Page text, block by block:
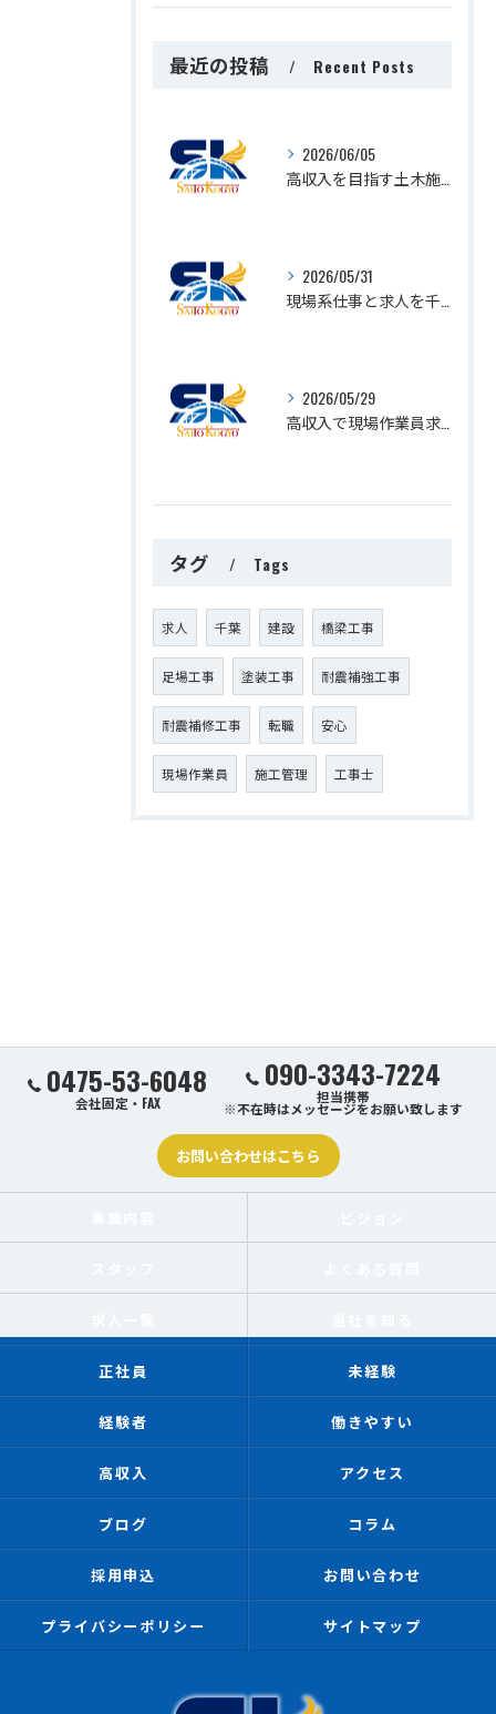
最近の投稿 Recent Posts
2026/06/05
2026/05/31
2026/05/29
タグ Tags
求人 千葉 建設 橋梁工事
足場工事 塗装工事 耐震補強工事
耐震補修工事 転職 安心
現場作業員 施工管理 工事士
0475-53-6048
会社固定・FAX
090-3343-7224
担当携帯
※不在時はメッセージをお願い致します
お問い合わせはこちら
正社員 未経験
経験者 働きやすい
高収入 アクセス
ブログ コラム
採用申込 お問い合わせ
プライバシーポリシー サイトマップ